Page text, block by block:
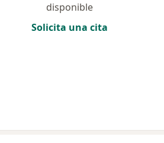
disponible
Solicita una cita